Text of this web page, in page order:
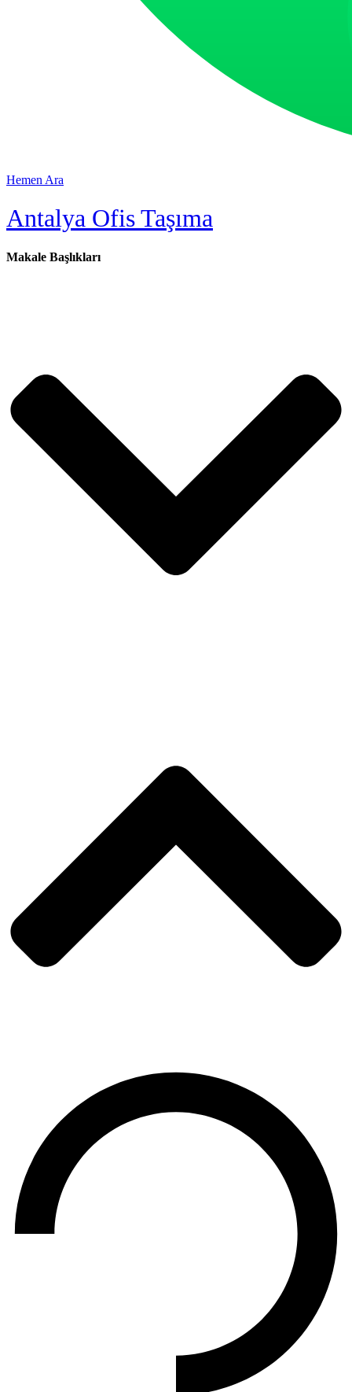
Hemen Ara
Antalya Ofis Taşıma
Makale Başlıkları